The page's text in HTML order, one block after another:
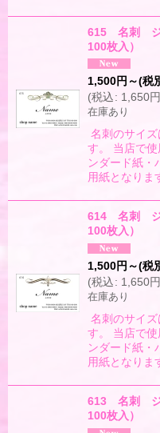
615 名刺 ジ
100枚入）
1,500円 ～(税
(税込: 1,650円
在庫あり
名刺のサイ
す。 当店で
ンダード紙・
用紙となり
614 名刺 ジ
100枚入）
1,500円 ～(税
(税込: 1,650円
在庫あり
名刺のサイ
す。 当店で
ンダード紙・
用紙となり
613 名刺 ジ
100枚入）